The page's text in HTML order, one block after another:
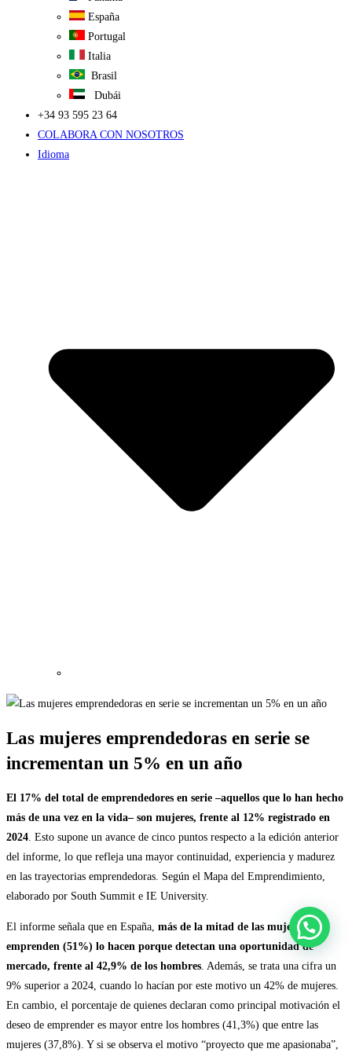
España
Portugal
Italia
Brasil
Dubái
+34 93 595 23 64
COLABORA CON NOSOTROS
Idioma
Las mujeres emprendedoras en serie se
incrementan un 5% en un año
El 17% del total de emprendedores en serie –aquellos que lo han hecho
más de una vez en la vida– son mujeres, frente al 12% registrado en
2024. Esto supone un avance de cinco puntos respecto a la edición anterior
del informe, lo que refleja una mayor continuidad, experiencia y madurez
en las trayectorias emprendedoras. Según el Mapa del Emprendimiento,
elaborado por South Summit e IE University.
El informe señala que en España, más de la mitad de las mujeres que
emprenden (51%) lo hacen porque detectan una oportunidad de
mercado, frente al 42,9% de los hombres. Además, se trata una cifra un
9% superior a 2024, cuando lo hacían por este motivo un 42% de mujeres.
En cambio, el porcentaje de quienes declaran como principal motivación el
deseo de emprender es mayor entre los hombres (41,3%) que entre las
mujeres (37,8%). Y si se observa el motivo “proyecto que me apasionaba”,